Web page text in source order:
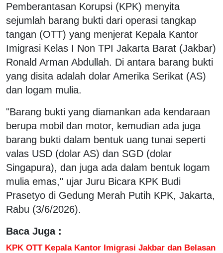
Pemberantasan Korupsi (KPK) menyita
sejumlah barang bukti dari operasi tangkap
tangan (OTT) yang menjerat Kepala Kantor
Imigrasi Kelas I Non TPI Jakarta Barat (Jakbar)
Ronald Arman Abdullah. Di antara barang bukti
yang disita adalah dolar Amerika Serikat (AS)
dan logam mulia.
"Barang bukti yang diamankan ada kendaraan
berupa mobil dan motor, kemudian ada juga
barang bukti dalam bentuk uang tunai seperti
valas USD (dolar AS) dan SGD (dolar
Singapura), dan juga ada dalam bentuk logam
mulia emas," ujar Juru Bicara KPK Budi
Prasetyo di Gedung Merah Putih KPK, Jakarta,
Rabu (3/6/2026).
Baca Juga :
KPK OTT Kepala Kantor Imigrasi Jakbar dan Belasan